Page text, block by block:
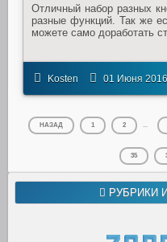
Отличный набор разных
разные функций. Так же
можете само доработать
Kosten 01 Июня 2016
НАЗАД 1 2 ...
35
РУБРИКИ